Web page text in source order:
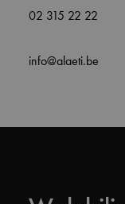
02 315 22 22
info@alaeti.be